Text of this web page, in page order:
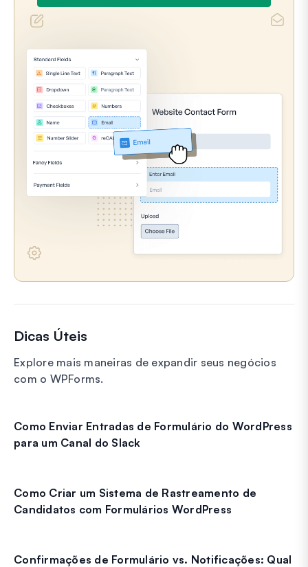
Dicas Úteis
Explore mais maneiras de expandir seus negócios
com o WPForms.
Como Enviar Entradas de Formulário do WordPress
para um Canal do Slack
Como Criar um Sistema de Rastreamento de
Candidatos com Formulários WordPress
Confirmações de Formulário vs. Notificações: Qual